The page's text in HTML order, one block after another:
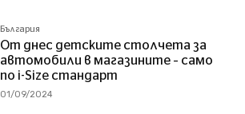
България
От днес детските столчета за
автомобили в магазините – само
по i-Size стандарт
01/09/2024